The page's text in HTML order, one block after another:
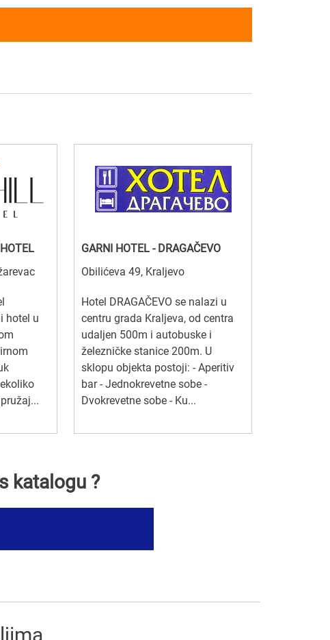
hotel u
GARNI HOTEL - DRAGAČEVO
Obilićeva 49, Kraljevo
Hotel DRAGAČEVO se nalazi u
centru grada Kraljeva, od centra
udaljen 500m i autobuske i
železničke stanice 200m. U
sklopu objekta postoji: - Aperitiv
bar - Jednokrevetne sobe -
Dvokrevetne sobe - Ku...
katalogu ?